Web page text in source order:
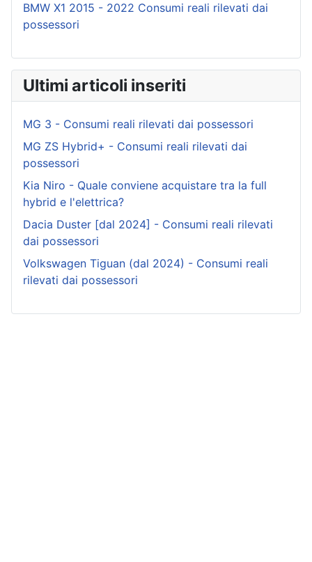
BMW X1 2015 - 2022 Consumi reali rilevati dai
possessori
Ultimi articoli inseriti
MG 3 - Consumi reali rilevati dai possessori
MG ZS Hybrid+ - Consumi reali rilevati dai
possessori
Kia Niro - Quale conviene acquistare tra la full
hybrid e l'elettrica?
Dacia Duster [dal 2024] - Consumi reali rilevati
dai possessori
Volkswagen Tiguan (dal 2024) - Consumi reali
rilevati dai possessori